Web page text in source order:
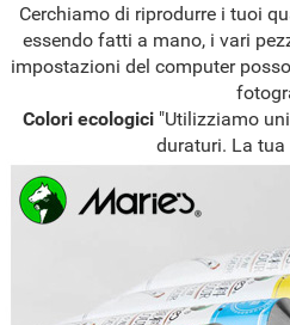
Cerchiamo di riprodurre i tuoi
essendo fatti a mano, i vari
impostazioni del computer
Colori ecologici "Utilizziamo
duraturi. La